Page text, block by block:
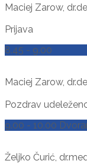
Maciej Zarow,
Prijava
8.45 - 9.00
Maciej Zarow,
Pozdrav
9.00 - 10.00
Željko Čurić,